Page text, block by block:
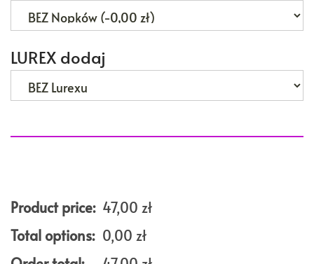
LUREX dodaj
Product price: 47,00 zł
Total options: 0,00 zł